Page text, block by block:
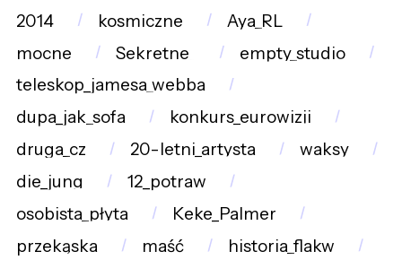
2014
kosmiczne
Aya_RL
mocne
Sekretne_
empty_studio
teleskop_jamesa_webba
dupa_jak_sofa
konkurs_eurowizji
druga_cz
20-letni_artysta
waksy
die_jung
12_potraw
osobista_płyta
Keke_Palmer
przekąska
maść
historia_flakw